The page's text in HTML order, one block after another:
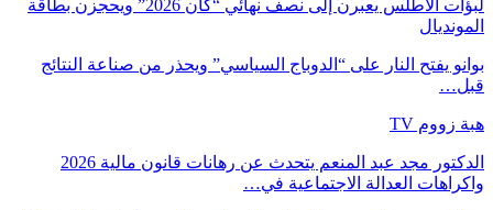
لبؤات الأطلس يعبرن إلى نصف نهائي “كان 2026” ويحجزن بطاقة
المونديال
بوانو يفتح النار على “الدوباج السياسي” ويحذر من صناعة النتائج
قبل…
هبة زووم TV
الدكتور مجد عبد المنعم يتحدث عن رهانات قانون مالية 2026
واكراهات العدالة الاجتماعية في…